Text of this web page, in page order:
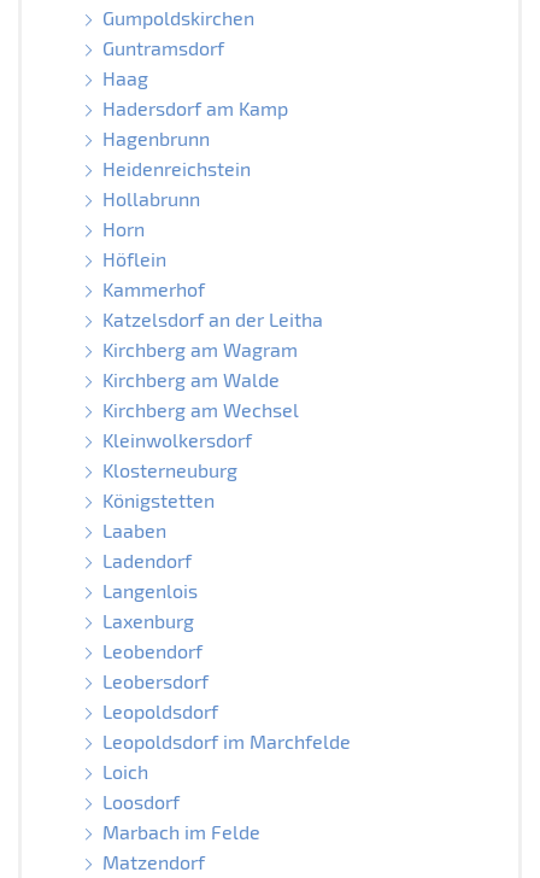
Gumpoldskirchen
Guntramsdorf
Haag
Hadersdorf am Kamp
Hagenbrunn
Heidenreichstein
Hollabrunn
Horn
Höflein
Kammerhof
Katzelsdorf an der Leitha
Kirchberg am Wagram
Kirchberg am Walde
Kirchberg am Wechsel
Kleinwolkersdorf
Klosterneuburg
Königstetten
Laaben
Ladendorf
Langenlois
Laxenburg
Leobendorf
Leobersdorf
Leopoldsdorf
Leopoldsdorf im Marchfelde
Loich
Loosdorf
Marbach im Felde
Matzendorf